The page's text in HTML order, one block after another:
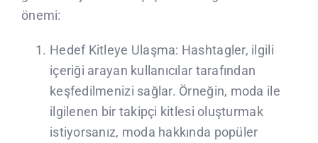
önemi:
Hedef Kitleye Ulaşma: Hashtagler, ilgili
içeriği arayan kullanıcılar tarafından
keşfedilmenizi sağlar. Örneğin, moda ile
ilgilenen bir takipçi kitlesi oluşturmak
istiyorsanız, moda hakkında popüler